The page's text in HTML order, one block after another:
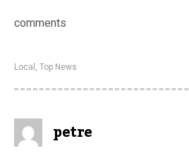
comments
Local , Top News
petre